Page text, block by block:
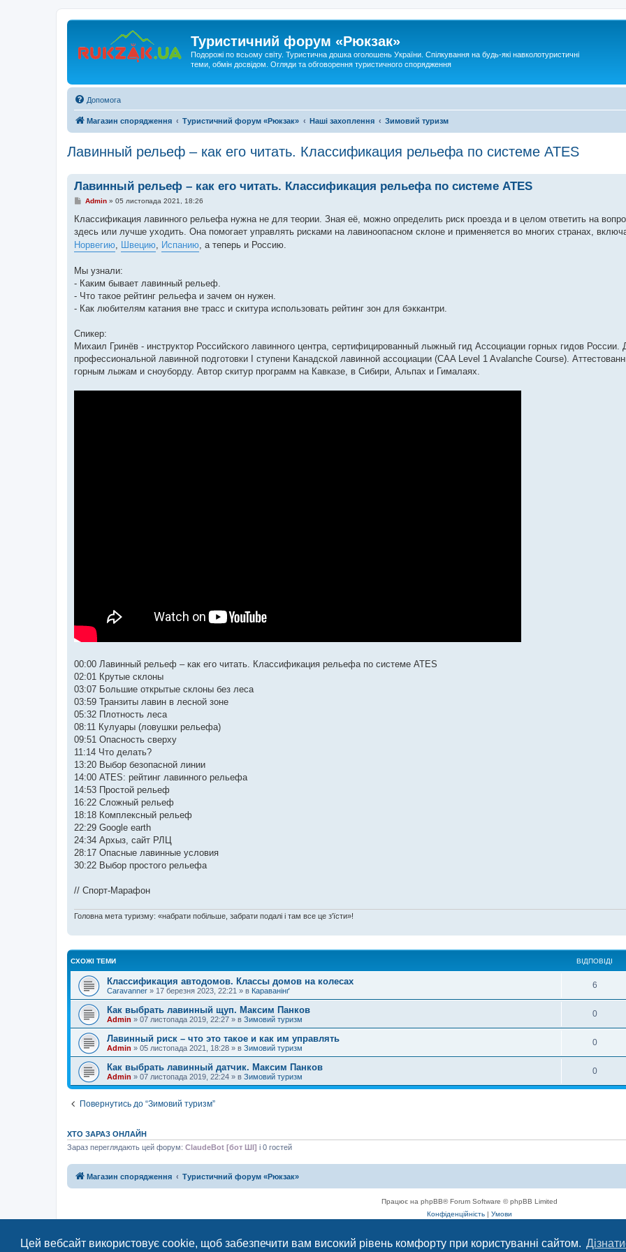
Цей вебсайт використовує cookie, щоб забезпечити вам високий рівень комфорту при користуванні сайтом.
Туристичний форум «Рюкзак»
Подорожі по всьому світу. Туристична дошка оголошень України. Спілкування на будь-які навколотуристичні
теми, обмін досвідом. Огляди та обговорення туристичного спорядження
Допомога
Магазин спорядження Туристичний форум «Рюкзак» Наші захоплення Зимовий туризм
Лавинный рельеф – как его читать. Классификация рельефа по системе ATES
Лавинный рельеф – как его читать. Классификация рельефа по системе ATES
П
в
д
о
м
н
н
я
Admin» 05 листопада 2021, 18:26
Классификация лавинного рельефа нужна не для теории. Зная её, можно определить риск проезда и в целом ответить на
здесь или лучше уходить. Она помогает управлять рисками на лавиноопасном склоне и применяется во многих странах,
Норвегию Швецию Испанию , а теперь и Россию.
Мы узнали:
- Каким бывает лавинный рельеф.
- Что такое рейтинг рельефа и зачем он нужен.
- Как любителям катания вне трасс и скитура использовать рейтинг зон для бэккантри.
Спикер:
Михаил Гринёв - инструктор Российского лавинного центра, сертифицированный лыжный гид Ассоциации горных гидов России.
профессиональной лавинной подготовки I ступени Канадской лавинной ассоциации (CAA Level 1 Avalanche Course).
горным лыжам и сноуборду. Автор скитур программ на Кавказе, в Сибири, Альпах и Гималаях.
00:00 Лавинный рельеф – как его читать. Классификация рельефа по системе ATES
02:01 Крутые склоны
03:07 Большие открытые склоны без леса
03:59 Транзиты лавин в лесной зоне
05:32 Плотность леса
08:11 Кулуары (ловушки рельефа)
09:51 Опасность сверху
11:14 Что делать?
13:20 Выбор безопасной линии
14:00 ATES: рейтинг лавинного рельефа
14:53 Простой рельеф
16:22 Сложный рельеф
18:18 Комплексный рельеф
22:29 Google earth
24:34 Архыз, сайт РЛЦ
28:17 Опасные лавинные условия
30:22 Выбор простого рельефа
// Спорт-Марафон
Головна мета туризму: «набрати побільше, забрати подалі і там все це з'їсти»!
СХОЖІ ТЕМИ ВІДПОВІДІ
Классификация автодомов. Классы домов на колесах
Caravanner » 17 березня 2023, 22:21 » в Караванінґ
6
Как выбрать лавинный щуп. Максим Панков
Admin » 07 листопада 2019, 22:27 » в Зимовий туризм
0
Лавинный риск – что это такое и как им управлять
Admin » 05 листопада 2021, 18:28 » в Зимовий туризм
0
Как выбрать лавинный датчик. Максим Панков
Admin » 07 листопада 2019, 22:24 » в Зимовий туризм
0
Повернутись до “Зимовий туризм”
ХТО ЗАРАЗ ОНЛАЙН
Зараз переглядають цей форум: ClaudeBot [бот ШІ] і 0 гостей
Магазин спорядження Туристичний форум «Рюкзак»
Працює на phpBB® Forum Software © phpBB Limited
Конфіденційність | Умови